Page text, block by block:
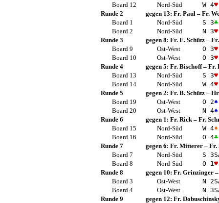
Board 12
Nord-Süd W 4♥
Runde 2
gegen 13: Fr. Paul – Fr.
Board 1
Nord-Süd S 3♣
Board 2
Nord-Süd N 3♥
Runde 3
gegen 8: Fr. E. Schütz –
Board 9
Ost-West O 3♥
Board 10
Ost-West O 3♥
Runde 4
gegen 5: Fr. Bischoff– Fr.
Board 13
Nord-Süd S 3♥
Board 14
Nord-Süd W 4♥
Runde 5
gegen 2: Fr. B. Schütz –
Board 19
Ost-West O 2♠
Board 20
Ost-West N 4♠
Runde 6
gegen 1: Fr. Rick – Fr.
Board 15
Nord-Süd W 4♦
Board 16
Nord-Süd O 4♣
Runde 7
gegen 6: Fr. Mitterer – Fr.
Board 7
Nord-Süd S 3
Board 8
Nord-Süd O 1 ♥
Runde 8
gegen 10: Fr. Grinzinger
Board 3
Ost-West N 2
Board 4
Ost-West N 3
Runde 9
gegen 12: Fr.